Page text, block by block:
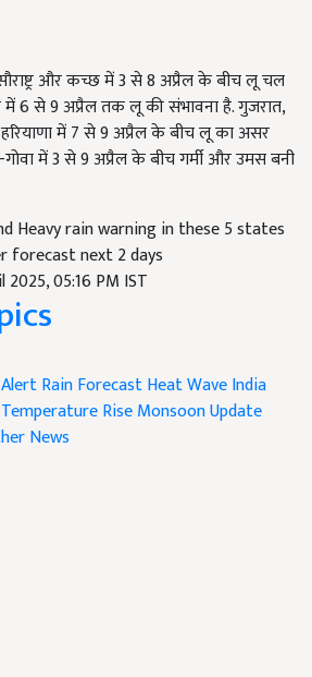
और कच्छ में 3 से 8 अप्रैल के बीच लू चल
में 6 से 9 अप्रैल तक लू की संभावना है. गुजरात,
हरियाणा में 7 से 9 अप्रैल के बीच लू का असर
में 3 से 9 अप्रैल के बीच गर्मी और उमस बनी
Heavy rain warning in these 5 states
forecast next 2 days
2025, 05:16 PM IST
Rain ForecastHeat WaveIndia
Temperature RiseMonsoon Update
News